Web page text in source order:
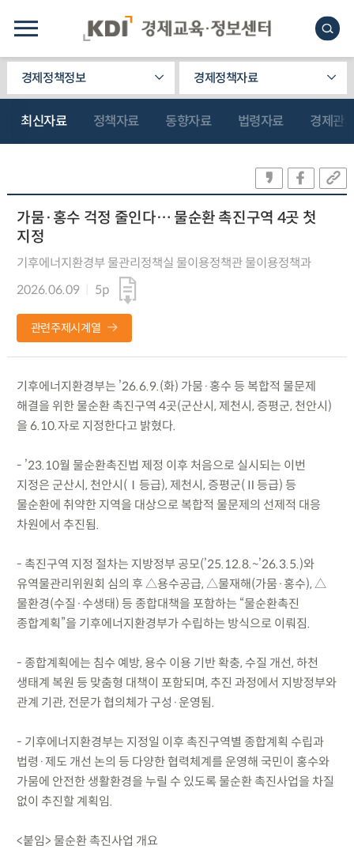
경제정책정보 경제정책자료
최신자료 정책자료 동향자료 법령자료 경제관
가뭄·홍수 걱정 줄인다… 물순환 촉진구역 4곳 첫
지정
기후에너지환경부 물관리정책실 물이용정책관 물이용정책과
2026.06.09
5p
관련주제시계열
기후에너지환경부는 ’26.6.9.(화) 가뭄·홍수 등 복합적 물문제
해결을 위한 물순환 촉진구역 4곳(군산시, 제천시, 증평군, 천안시)
을 6.10.자로 지정한다고 밝혔다.
- ’23.10월 물순환촉진법 제정 이후 처음으로 실시되는 이번
지정은 군산시, 천안시(Ⅰ등급), 제천시, 증평군(Ⅱ등급) 등
물순환에 취약한 지역을 대상으로 복합적 물문제의 선제적 대응
차원에서 추진됨.
- 촉진구역 지정 절차는 지방정부 공모(’25.12.8.~’26.3.5.)와
유역물관리위원회 심의 후 △용수공급, △물재해(가뭄·홍수), △
물환경(수질·수생태) 등 종합대책을 포함하는 “물순환촉진
종합계획”을 기후에너지환경부가 수립하는 방식으로 이뤄짐.
- 종합계획에는 침수 예방, 용수 이용 기반 확충, 수질 개선, 하천
생태계 복원 등 맞춤형 대책이 포함되며, 추진 과정에서 지방정부와
관계 기관, 전문가 협의체가 구성·운영됨.
- 기후에너지환경부는 지정일 이후 촉진구역별 종합계획 수립과
법령·제도 개선 논의 등 다양한 협력체계를 운영해 국민이 홍수와
가뭄에 안전한 생활환경을 누릴 수 있도록 물순환 촉진사업을 차질
없이 추진할 계획임.
<붙임> 물순환 촉진사업 개요